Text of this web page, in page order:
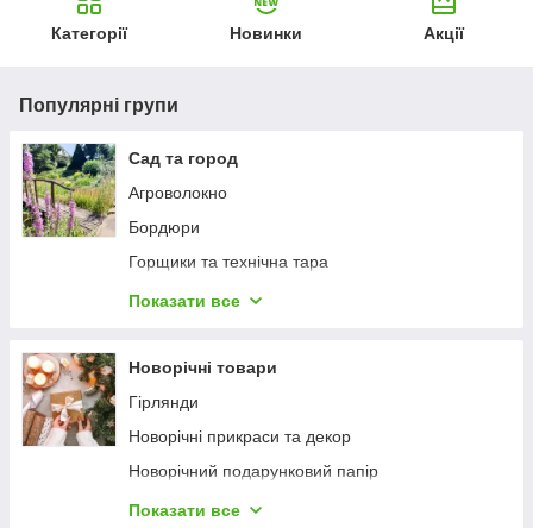
Категорії Новинки Акції
Популярні групи
Сад та город
Агроволокно
Бордюри
Горщики та технічна тара
Грунти і субстрати
Засоби захисту рослин
Захист від гризунів і комах
Кора соснова, мульча
Насіння
Пакувальні матеріали
Показати все
Новорічні товари
Гірлянди
Новорічні прикраси та декор
Новорічний подарунковий папір
Новорічні подарункові пакети
Показати все